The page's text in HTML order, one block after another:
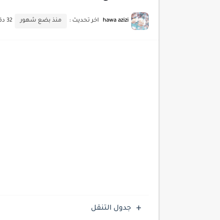
أدوات مجانية للبحث عن الكلمات
hawa azizi اخر تحديث : منذ بضع شهور 32 دقائق للقراءة
جدول التنقل